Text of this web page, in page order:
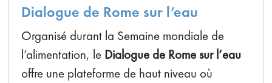
Dialogue de Rome sur l’eau
Organisé durant la Semaine mondiale de
l’alimentation, le Dialogue de Rome sur l’eau
offre une plateforme de haut niveau où